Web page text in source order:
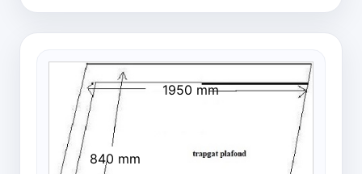
1950 mm
840 mm